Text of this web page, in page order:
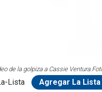
de la golpiza a Cassie Ventura.
Lista Agregar La Lista